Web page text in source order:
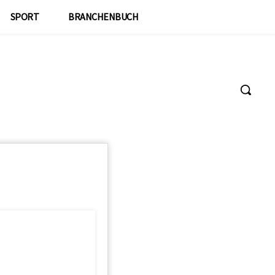
SPORT BRANCHENBUCH